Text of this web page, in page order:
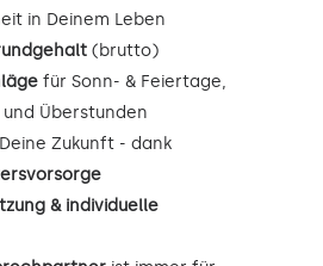
in Deinem Leben
(brutto)
für Sonn- & Feiertage,
Überstunden
Zukunft - dank
& individuelle